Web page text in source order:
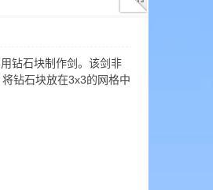
钻石块制作剑。该剑非
钻石块放在3x3的网格中